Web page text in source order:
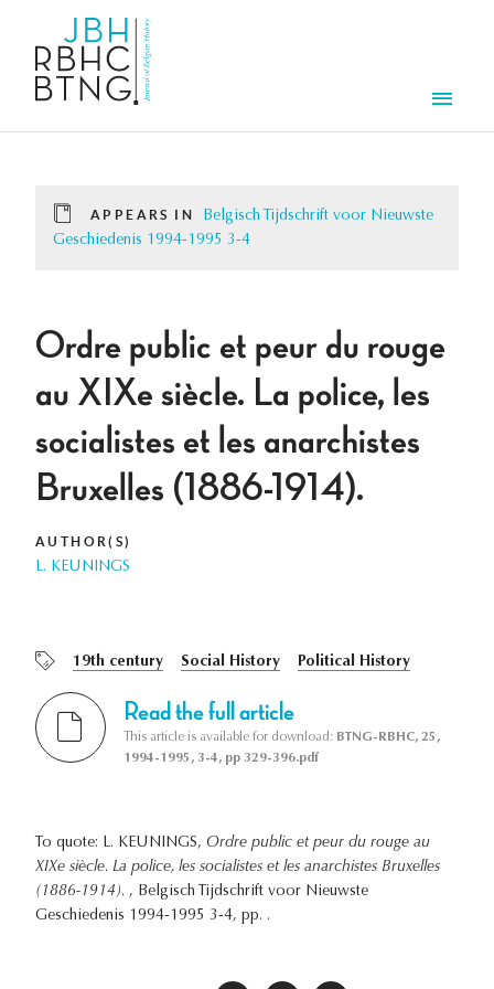
APPEARS IN
Belgisch Tijdschrift voor Nieuwste
Geschiedenis 1994-1995 3-4
Ordre public et peur du rouge
au XIXe siècle. La police, les
socialistes et les anarchistes
Bruxelles (1886-1914).
AUTHOR(S)
L. KEUNINGS
19th century Social History Political History
Read the full article
This article is available for download: BTNG-RBHC, 25,
1994-1995, 3-4, pp 329-396.pdf
To quote: L. KEUNINGS, Ordre public et peur du rouge au
XIXe siècle. La police, les socialistes et les anarchistes Bruxelles
(1886-1914). , Belgisch Tijdschrift voor Nieuwste
Geschiedenis 1994-1995 3-4, pp. .